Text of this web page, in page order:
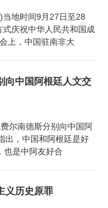
地时间9月27日至28
庆祝中华人民共和国成
上，中国驻南非大
向中国阿根廷人文交
尔南德斯分别向中国阿
出，中国和阿根廷是好
也是中阿友好合
义历史原罪